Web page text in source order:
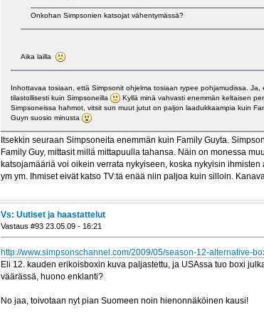
Onkohan Simpsonien katsojat vähentymässä?
Aika lailla
Inhottavaa tosiaan, että Simpsonit ohjelma tosiaan rypee pohjamudissa.
tilastollisesti kuin Simpsoneilla
Kyllä minä vahvasti enemmän keltaisen
Simpsoneissa hahmot, vitsit sun muut jutut on paljon laadukkaampia kuin
Guyn suosio minusta
Itsekkin seuraan Simpsoneita enemmän kuin Family Guyta.
Family Guy, mittasit millä mittapuulla tahansa. Näin on monessa
katsojamääriä voi oikein verrata nykyiseen, koska nykyisin
ym ym. Ihmiset eivät katso TV:tä enää niin paljoa kuin silloin.
Vs: Uutiset ja haastattelut
Vastaus #93 23.05.09 - 16:21
http://www.simpsonschannel.com/2009/05/season-12-alternative-
Eli 12. kauden erikoisboxin kuva paljastettu, ja USAssa tuo boxi
väärässä, huono enklanti?
No jaa, toivotaan nyt pian Suomeen noin hienonnäköinen kausi!